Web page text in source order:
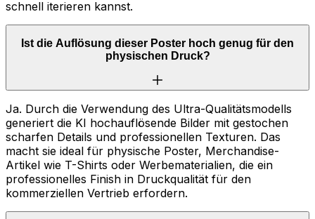
schnell iterieren kannst.
Ist die Auflösung dieser Poster hoch genug für den
physischen Druck?
Ja. Durch die Verwendung des Ultra-Qualitätsmodells
generiert die KI hochauflösende Bilder mit gestochen
scharfen Details und professionellen Texturen. Das
macht sie ideal für physische Poster, Merchandise-
Artikel wie T-Shirts oder Werbematerialien, die ein
professionelles Finish in Druckqualität für den
kommerziellen Vertrieb erfordern.